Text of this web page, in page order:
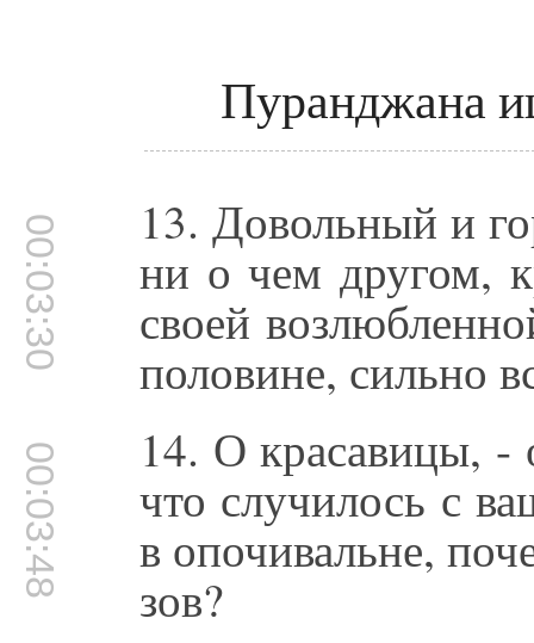
Пуранджана
00:03:30 13. Довольный и
ни о чем другом,
своей
половине, сильно
00:03:48 14. О красавицы, -
что случилось с
в опочивальне,
зов?